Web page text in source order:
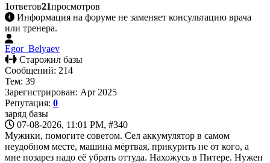
1ответов21просмотров
Информация на форуме не заменяет консультацию врача
или тренера.
Egor_Belyaev
Старожил базы
Сообщений: 214
Тем: 39
Зарегистрирован: Apr 2025
Репутация: 0
заряд базы
07-08-2026, 11:01 PM, #340
Мужики, помогите советом. Сел аккумулятор в самом
неудобном месте, машина мёртвая, прикурить не от кого, а
мне позарез надо её убрать оттуда. Нахожусь в Питере. Нужен